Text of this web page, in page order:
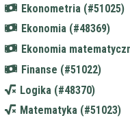
Ekonometria (#51025)
Ekonomia (#48369)
Ekonomia
Finanse (#51022)
Logika (#48370)
Matematyka (#51023)